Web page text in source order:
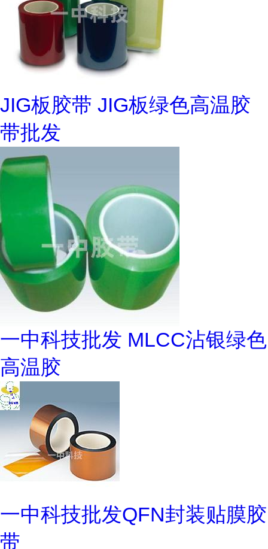
JIG板胶带 JIG板绿色高温胶
带批发
一中科技批发 MLCC沾银绿色
高温胶
一中科技批发QFN封装贴膜胶
带